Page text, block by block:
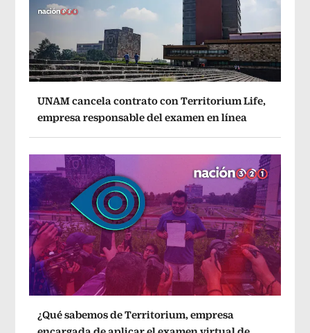
UNAM cancela contrato con Territorium Life,
empresa responsable del examen en línea
¿Qué sabemos de Territorium, empresa